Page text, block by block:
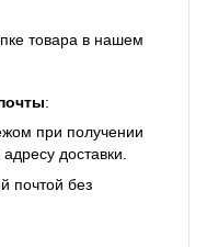
товара в нашем
:
при получении
доставки.
почтой без